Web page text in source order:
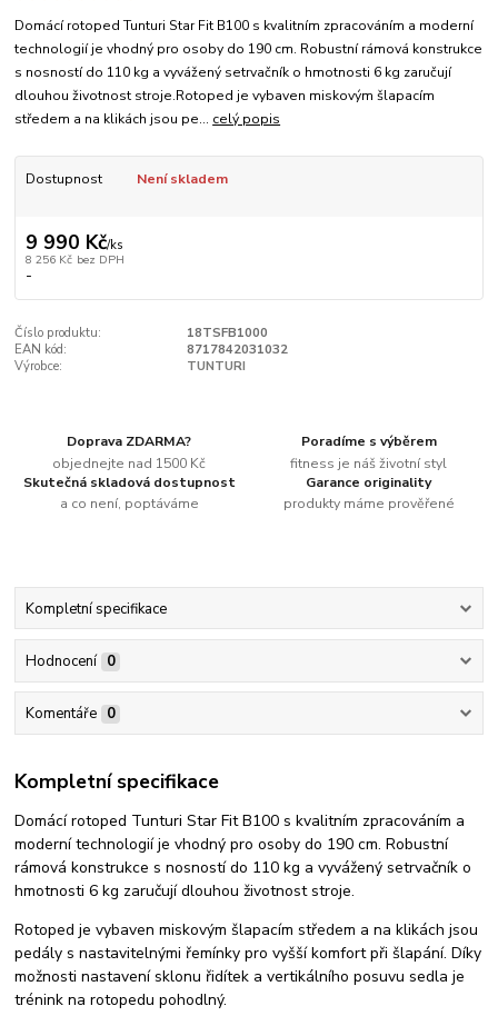
Domácí rotoped Tunturi Star Fit B100 s kvalitním zpracováním a moderní
technologií je vhodný pro osoby do 190 cm. Robustní rámová konstrukce
s nosností do 110 kg a vyvážený setrvačník o hmotnosti 6 kg zaručují
dlouhou životnost stroje.Rotoped je vybaven miskovým šlapacím
středem a na klikách jsou pe... celý popis
Dostupnost Není skladem
9 990 Kč/ks
8 256 Kč bez DPH
-
Číslo produktu:
18TSFB1000
EAN kód:
8717842031032
Výrobce:
TUNTURI
Doprava ZDARMA?
objednejte nad 1500 Kč
Poradíme s výběrem
fitness je náš životní styl
Skutečná skladová dostupnost
a co není, poptáváme
Garance originality
produkty máme prověřené
Kompletní specifikace
Hodnocení 0
Komentáře 0
Kompletní specifikace
Domácí rotoped Tunturi Star Fit B100 s kvalitním zpracováním a
moderní technologií je vhodný pro osoby do 190 cm. Robustní
rámová konstrukce s nosností do 110 kg a vyvážený setrvačník o
hmotnosti 6 kg zaručují dlouhou životnost stroje.
Rotoped je vybaven miskovým šlapacím středem a na klikách jsou
pedály s nastavitelnými řemínky pro vyšší komfort při šlapání. Díky
možnosti nastavení sklonu řidítek a vertikálního posuvu sedla je
trénink na rotopedu pohodlný.